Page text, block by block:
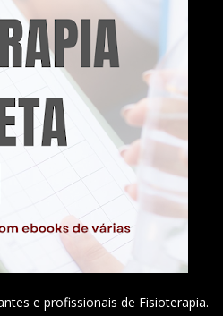
e profissionais de Fisioterapia.